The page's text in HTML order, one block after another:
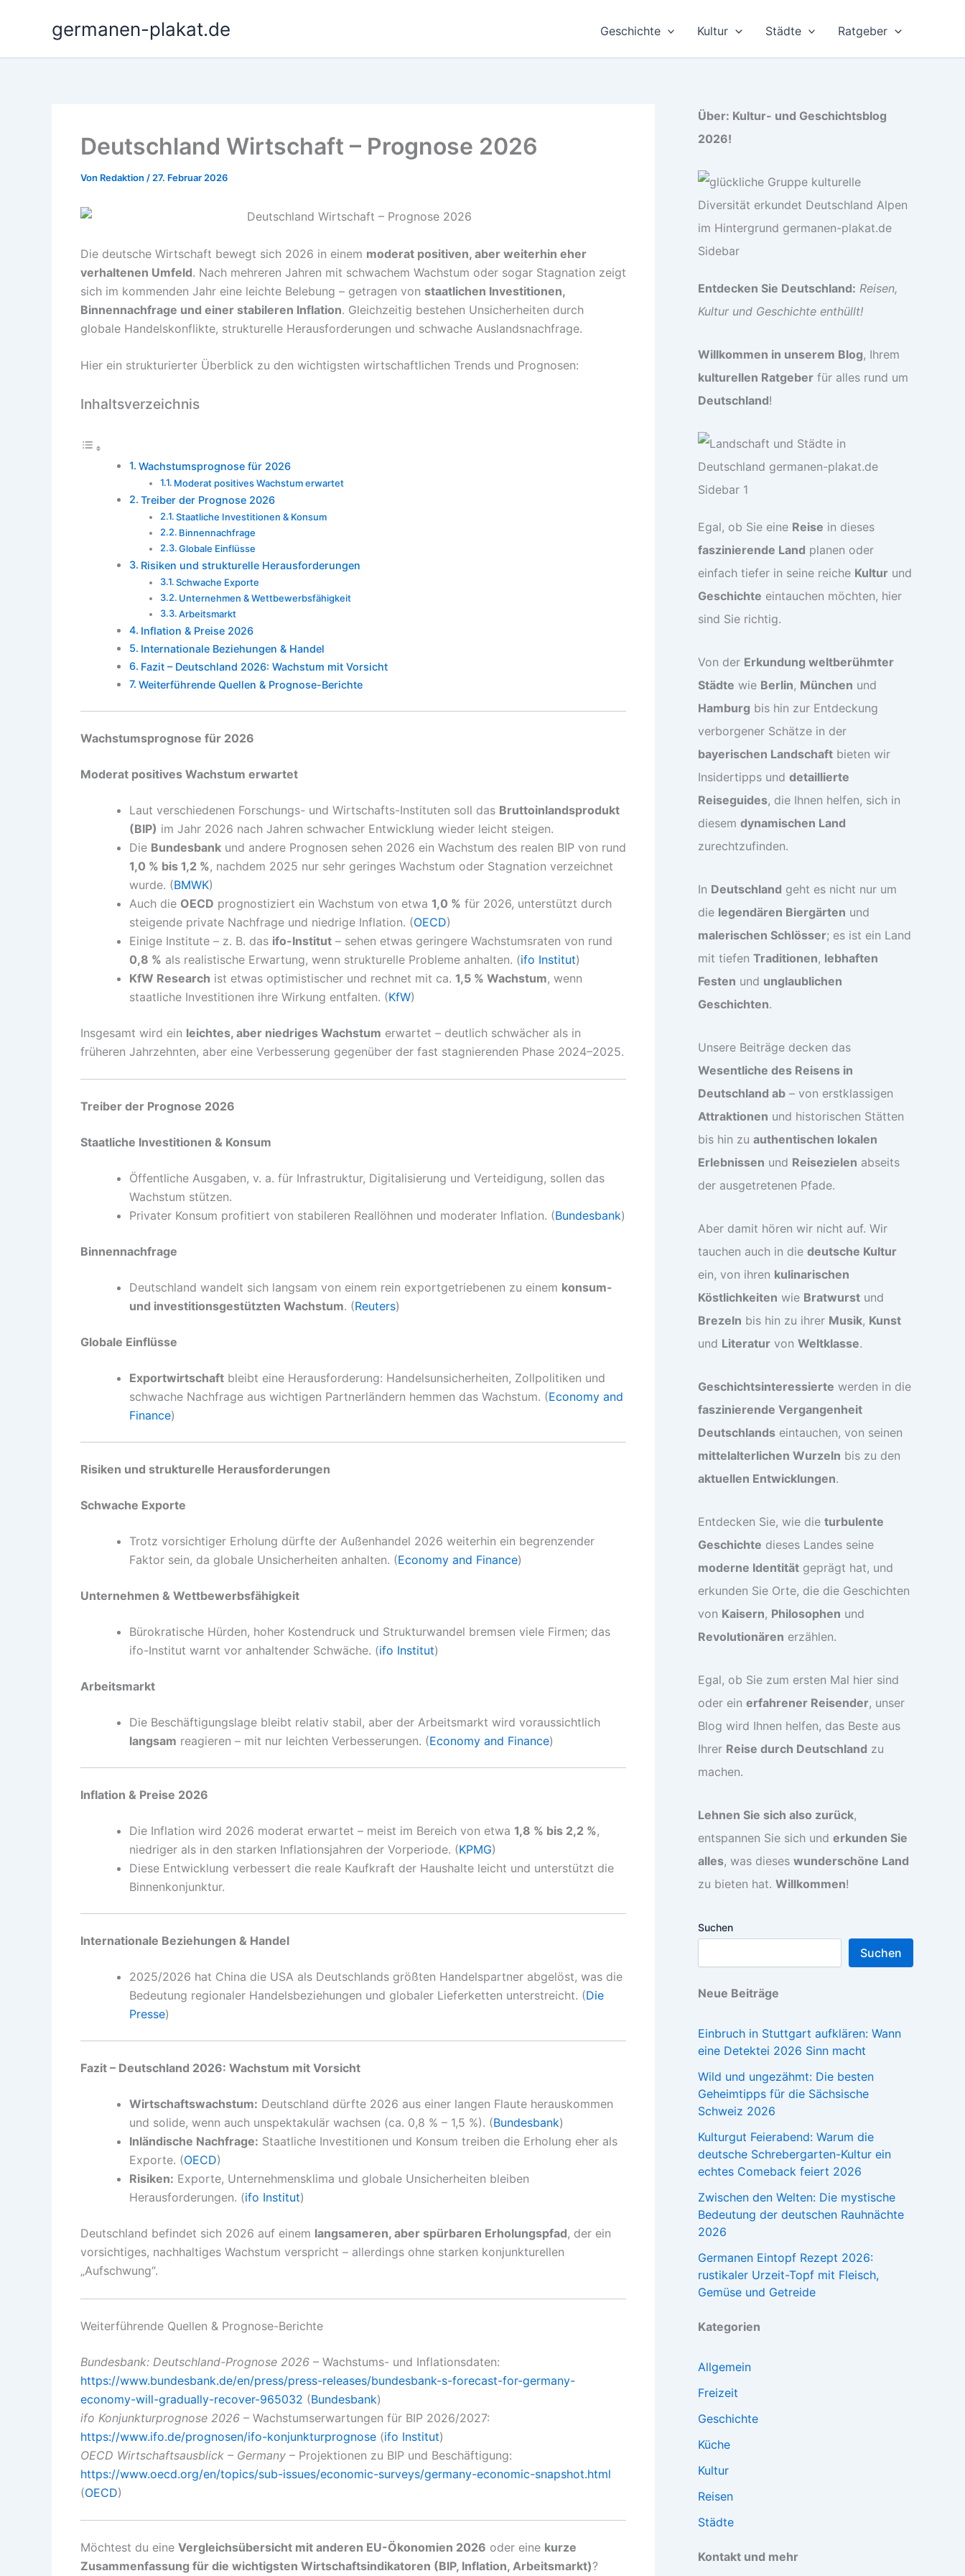
germanen-plakat.de Geschichte Kultur Städte Ratgeber
Deutschland Wirtschaft – Prognose 2026
Von Redaktion / 27. Februar 2026
Die deutsche Wirtschaft bewegt sich 2026 in einem moderat positiven, aber weiterhin eher
verhaltenen Umfeld. Nach mehreren Jahren mit schwachem Wachstum oder sogar Stagnation zeigt
sich im kommenden Jahr eine leichte Belebung – getragen von staatlichen Investitionen,
Binnennachfrage und einer stabileren Inflation. Gleichzeitig bestehen Unsicherheiten durch
globale Handelskonflikte, strukturelle Herausforderungen und schwache Auslandsnachfrage.
Hier ein strukturierter Überblick zu den wichtigsten wirtschaftlichen Trends und Prognosen:
Inhaltsverzeichnis
Wachstumsprognose für 2026
Moderat positives Wachstum erwartet
Treiber der Prognose 2026
Staatliche Investitionen & Konsum
Binnennachfrage
Globale Einflüsse
Risiken und strukturelle Herausforderungen
Schwache Exporte
Unternehmen & Wettbewerbsfähigkeit
Arbeitsmarkt
Inflation & Preise 2026
Internationale Beziehungen & Handel
Fazit – Deutschland 2026: Wachstum mit Vorsicht
Weiterführende Quellen & Prognose-Berichte
Wachstumsprognose für 2026
Moderat positives Wachstum erwartet
Laut verschiedenen Forschungs- und Wirtschafts-Instituten soll das Bruttoinlandsprodukt
(BIP) im Jahr 2026 nach Jahren schwacher Entwicklung wieder leicht steigen.
Die Bundesbank und andere Prognosen sehen 2026 ein Wachstum des realen BIP von rund
1,0 % bis 1,2 %, nachdem 2025 nur sehr geringes Wachstum oder Stagnation verzeichnet
wurde. (BMWK)
Auch die OECD prognostiziert ein Wachstum von etwa 1,0 % für 2026, unterstützt durch
steigende private Nachfrage und niedrige Inflation. (OECD)
Einige Institute – z. B. das ifo-Institut – sehen etwas geringere Wachstumsraten von rund
0,8 % als realistische Erwartung, wenn strukturelle Probleme anhalten. (ifo Institut)
KfW Research ist etwas optimistischer und rechnet mit ca. 1,5 % Wachstum, wenn
staatliche Investitionen ihre Wirkung entfalten. (KfW)
Insgesamt wird ein leichtes, aber niedriges Wachstum erwartet – deutlich schwächer als in
früheren Jahrzehnten, aber eine Verbesserung gegenüber der fast stagnierenden Phase 2024–2025.
Treiber der Prognose 2026
Staatliche Investitionen & Konsum
Öffentliche Ausgaben, v. a. für Infrastruktur, Digitalisierung und Verteidigung, sollen das
Wachstum stützen.
Privater Konsum profitiert von stabileren Reallöhnen und moderater Inflation. (Bundesbank)
Binnennachfrage
Deutschland wandelt sich langsam von einem rein exportgetriebenen zu einem konsum-
und investitionsgestützten Wachstum. (Reuters)
Globale Einflüsse
Exportwirtschaft bleibt eine Herausforderung: Handelsunsicherheiten, Zollpolitiken und
schwache Nachfrage aus wichtigen Partnerländern hemmen das Wachstum. (Economy and
Finance)
Risiken und strukturelle Herausforderungen
Schwache Exporte
Trotz vorsichtiger Erholung dürfte der Außenhandel 2026 weiterhin ein begrenzender
Faktor sein, da globale Unsicherheiten anhalten. (Economy and Finance)
Unternehmen & Wettbewerbsfähigkeit
Bürokratische Hürden, hoher Kostendruck und Strukturwandel bremsen viele Firmen; das
ifo-Institut warnt vor anhaltender Schwäche. (ifo Institut)
Arbeitsmarkt
Die Beschäftigungslage bleibt relativ stabil, aber der Arbeitsmarkt wird voraussichtlich
langsam reagieren – mit nur leichten Verbesserungen. (Economy and Finance)
Inflation & Preise 2026
Die Inflation wird 2026 moderat erwartet – meist im Bereich von etwa 1,8 % bis 2,2 %,
niedriger als in den starken Inflationsjahren der Vorperiode. (KPMG)
Diese Entwicklung verbessert die reale Kaufkraft der Haushalte leicht und unterstützt die
Binnenkonjunktur.
Internationale Beziehungen & Handel
2025/2026 hat China die USA als Deutschlands größten Handelspartner abgelöst, was die
Bedeutung regionaler Handelsbeziehungen und globaler Lieferketten unterstreicht. (Die
Presse)
Fazit – Deutschland 2026: Wachstum mit Vorsicht
Wirtschaftswachstum: Deutschland dürfte 2026 aus einer langen Flaute herauskommen
und solide, wenn auch unspektakulär wachsen (ca. 0,8 % – 1,5 %). (Bundesbank)
Inländische Nachfrage: Staatliche Investitionen und Konsum treiben die Erholung eher als
Exporte. (OECD)
Risiken: Exporte, Unternehmensklima und globale Unsicherheiten bleiben
Herausforderungen. (ifo Institut)
Deutschland befindet sich 2026 auf einem langsameren, aber spürbaren Erholungspfad, der ein
vorsichtiges, nachhaltiges Wachstum verspricht – allerdings ohne starken konjunkturellen
„Aufschwung“.
Weiterführende Quellen & Prognose-Berichte
Bundesbank: Deutschland-Prognose 2026 – Wachstums- und Inflationsdaten:
https://www.bundesbank.de/en/press/press-releases/bundesbank-s-forecast-for-germany-
economy-will-gradually-recover-965032 (Bundesbank)
ifo Konjunkturprognose 2026 – Wachstumserwartungen für BIP 2026/2027:
https://www.ifo.de/prognosen/ifo-konjunkturprognose (ifo Institut)
OECD Wirtschaftsausblick – Germany – Projektionen zu BIP und Beschäftigung:
https://www.oecd.org/en/topics/sub-issues/economic-surveys/germany-economic-snapshot.html
(OECD)
Möchtest du eine Vergleichsübersicht mit anderen EU-Ökonomien 2026 oder eine kurze
Zusammenfassung für die wichtigsten Wirtschaftsindikatoren (BIP, Inflation, Arbeitsmarkt)?
Über: Kultur- und Geschichtsblog
2026!
Entdecken Sie Deutschland: Reisen,
Kultur und Geschichte enthüllt!
Willkommen in unserem Blog, Ihrem
kulturellen Ratgeber für alles rund um
Deutschland!
Egal, ob Sie eine Reise in dieses
faszinierende Land planen oder
einfach tiefer in seine reiche Kultur und
Geschichte eintauchen möchten, hier
sind Sie richtig.
Von der Erkundung weltberühmter
Städte wie Berlin, München und
Hamburg bis hin zur Entdeckung
verborgener Schätze in der
bayerischen Landschaft bieten wir
Insidertipps und detaillierte
Reiseguides, die Ihnen helfen, sich in
diesem dynamischen Land
zurechtzufinden.
In Deutschland geht es nicht nur um
die legendären Biergärten und
malerischen Schlösser; es ist ein Land
mit tiefen Traditionen, lebhaften
Festen und unglaublichen
Geschichten.
Unsere Beiträge decken das
Wesentliche des Reisens in
Deutschland ab – von erstklassigen
Attraktionen und historischen Stätten
bis hin zu authentischen lokalen
Erlebnissen und Reisezielen abseits
der ausgetretenen Pfade.
Aber damit hören wir nicht auf. Wir
tauchen auch in die deutsche Kultur
ein, von ihren kulinarischen
Köstlichkeiten wie Bratwurst und
Brezeln bis hin zu ihrer Musik, Kunst
und Literatur von Weltklasse.
Geschichtsinteressierte werden in die
faszinierende Vergangenheit
Deutschlands eintauchen, von seinen
mittelalterlichen Wurzeln bis zu den
aktuellen Entwicklungen.
Entdecken Sie, wie die turbulente
Geschichte dieses Landes seine
moderne Identität geprägt hat, und
erkunden Sie Orte, die die Geschichten
von Kaisern, Philosophen und
Revolutionären erzählen.
Egal, ob Sie zum ersten Mal hier sind
oder ein erfahrener Reisender, unser
Blog wird Ihnen helfen, das Beste aus
Ihrer Reise durch Deutschland zu
machen.
Lehnen Sie sich also zurück,
entspannen Sie sich und erkunden Sie
alles, was dieses wunderschöne Land
zu bieten hat. Willkommen!
Suchen
Suchen
Neue Beiträge
Einbruch in Stuttgart aufklären: Wann
eine Detektei 2026 Sinn macht
Wild und ungezähmt: Die besten
Geheimtipps für die Sächsische
Schweiz 2026
Kulturgut Feierabend: Warum die
deutsche Schrebergarten-Kultur ein
echtes Comeback feiert 2026
Zwischen den Welten: Die mystische
Bedeutung der deutschen Rauhnächte
2026
Germanen Eintopf Rezept 2026:
rustikaler Urzeit-Topf mit Fleisch,
Gemüse und Getreide
Kategorien
Allgemein
Freizeit
Geschichte
Küche
Kultur
Reisen
Städte
Kontakt und mehr